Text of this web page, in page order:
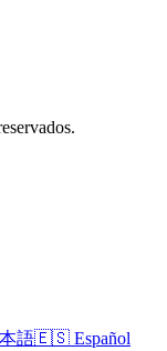
語🇪🇸 Español